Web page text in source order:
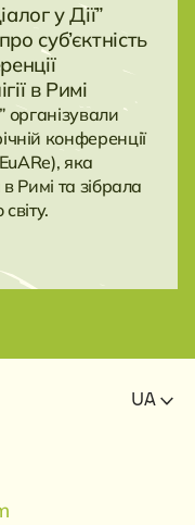
у Дії”
суб’єктність
в Римі
організували
конференції
яка
Римі та зібрала
UA